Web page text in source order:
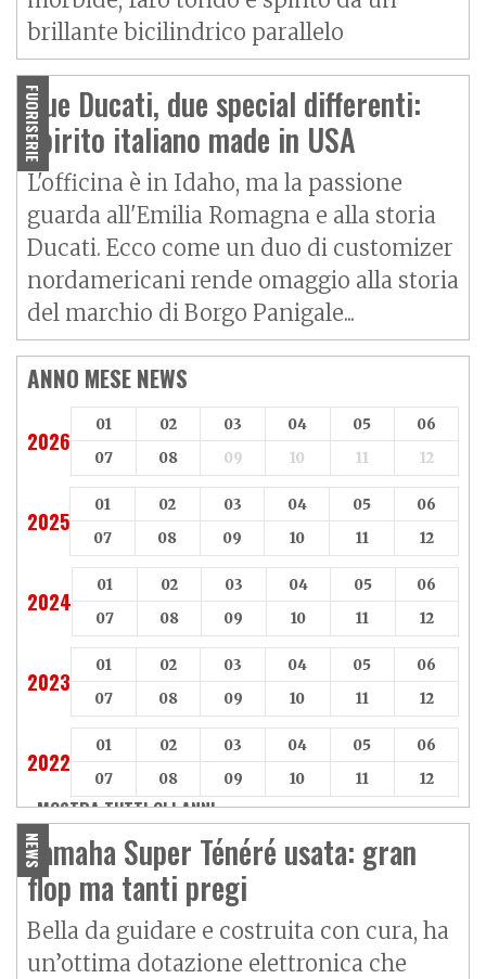
brillante bicilindrico parallelo
FUORISERIE
Due Ducati, due special differenti:
spirito italiano made in USA
L'officina è in Idaho, ma la passione
guarda all'Emilia Romagna e alla storia
Ducati. Ecco come un duo di customizer
nordamericani rende omaggio alla storia
del marchio di Borgo Panigale...
ANNO MESE NEWS
2026
01 02 03 04 05
06
07
08 09 10 11 12
2025
01 02 03 04 05
06
07
08 09 10 11 12
2024
01 02 03 04 05
06
07
08 09 10 11 12
2023
01 02 03 04 05
06
07
08 09 10 11 12
2022
01 02 03 04 05
06
07
08 09 10 11 12
MOSTRA TUTTI GLI ANNI »
NEWS
Yamaha Super Ténéré usata: gran
flop ma tanti pregi
Bella da guidare e costruita con cura, ha
un’ottima dotazione elettronica che